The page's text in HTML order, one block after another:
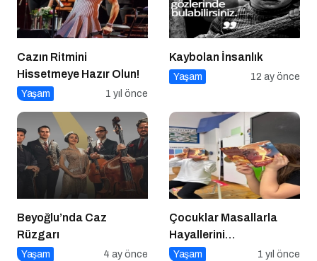
Cazın Ritmini
Hissetmeye Hazır Olun!
Yaşam 1 yıl önce
Kaybolan İnsanlık
Yaşam 12 ay önce
Beyoğlu’nda Caz
Rüzgarı
Yaşam 4 ay önce
Çocuklar Masallarla
Hayallerini
Gerçekleştiriyor!
Yaşam 1 yıl önce